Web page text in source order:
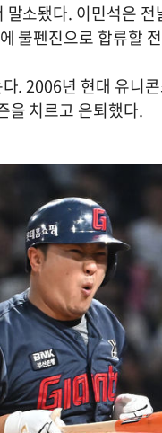
소됐다. 이민석은
불펜진으로 합류할
. 2006년 현대 유니
을 치르고 은퇴했다.